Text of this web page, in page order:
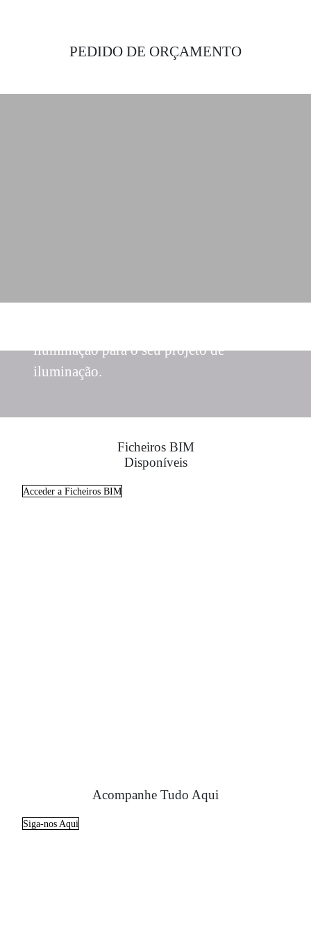
PEDIDO DE ORÇAMENTO
iluminação para o seu projeto de
iluminação.
Ficheiros BIM
Disponíveis
Acceder a Ficheiros BIM
Acompanhe Tudo Aqui
Siga-nos Aqui